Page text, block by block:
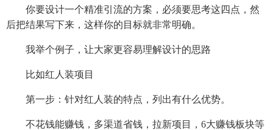
你要设计一个精准引流的方案，必须要思考这四点，然
后把结果写下来，这样你的目标就非常明确。
我举个例子，让大家更容易理解设计的思路
比如红人装项目
第一步：针对红人装的特点，列出有什么优势。
不花钱能赚钱，多渠道省钱，拉新项目，6大赚钱板块等